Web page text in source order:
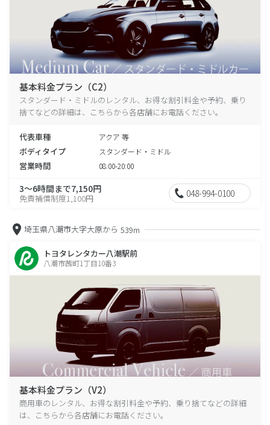
基本料金プラン（C2）
スタンダード・ミドルのレンタル、お得な割引料金や予約、乗り
捨てなどの詳細は、こちらから各店舗にお電話ください。
代表車種 アクア 等
ボディタイプ スタンダード・ミドル
営業時間 08:00-20:00
3～6時間まで7,150円
免責補償制度1,100円 048-994-0100
埼玉県八潮市大字大原から 539m
トヨタレンタカー八潮駅前
八潮市茜町1丁目10番3
基本料金プラン（V2）
商用車のレンタル、お得な割引料金や予約、乗り捨てなどの詳細
は、こちらから各店舗にお電話ください。